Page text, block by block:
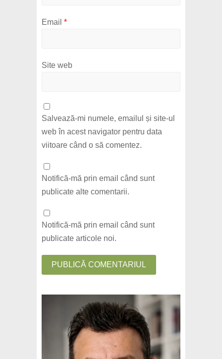
Email *
Site web
Salvează-mi numele, emailul și site-ul
web în acest navigator pentru data
viitoare când o să comentez.
Notifică-mă prin email când sunt
publicate alte comentarii.
Notifică-mă prin email când sunt
publicate articole noi.